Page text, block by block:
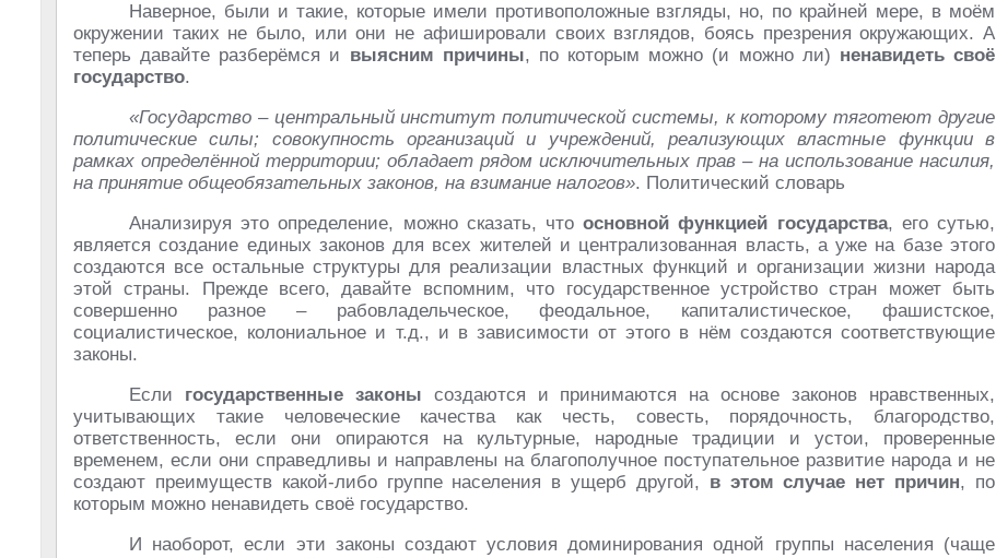
Наверное, были и такие, которые имели противоположные взгляды, но, по крайней мере, в моём
окружении таких не было, или они не афишировали своих взглядов, боясь презрения окружающих. А
теперь давайте разберёмся и выясним причины, по которым можно (и можно ли) ненавидеть своё
государство.
«Государство – центральный институт политической системы, к которому тяготеют другие
политические силы; совокупность организаций и учреждений, реализующих властные функции в
рамках определённой территории; обладает рядом исключительных прав – на использование насилия,
на принятие общеобязательных законов, на взимание налогов». Политический словарь
Анализируя это определение, можно сказать, чтоосновной функцией государства, его сутью,
является создание единых законов для всех жителей и централизованная власть, а уже на базе этого
создаются все остальные структуры для реализации властных функций и организации жизни народа
этой страны. Прежде всего, давайте вспомним, что государственное устройство стран может быть
совершенно разное – рабовладельческое, феодальное, капиталистическое, фашистское,
социалистическое, колониальное и т.д., и в зависимости от этого в нём создаются соответствующие
законы.
Если государственные законы создаются и принимаются на основе законов нравственных,
учитывающих такие человеческие качества как честь, совесть, порядочность, благородство,
ответственность, если они опираются на культурные, народные традиции и устои, проверенные
временем, если они справедливы и направлены на благополучное поступательное развитие народа и не
создают преимуществ какой-либо группе населения в ущерб другой, в этом случае нет причин, по
которым можно ненавидеть своё государство.
И наоборот, если эти законы создают условия доминирования одной группы населения (чаще